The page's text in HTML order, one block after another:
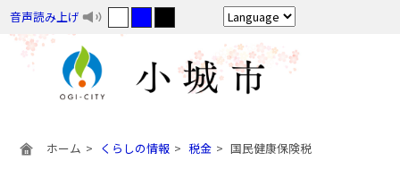
音声読み上げ
ホーム くらしの情報 税金 国民健康保険税